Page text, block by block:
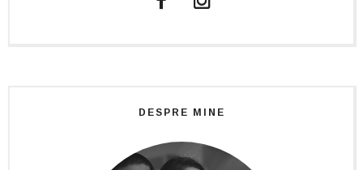
DESPRE MINE